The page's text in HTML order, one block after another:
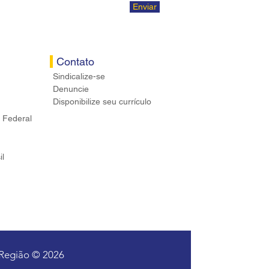
Enviar
Federal
Contato
Sindicalize-se
Denuncie
Disponibilize seu currículo
© 2026